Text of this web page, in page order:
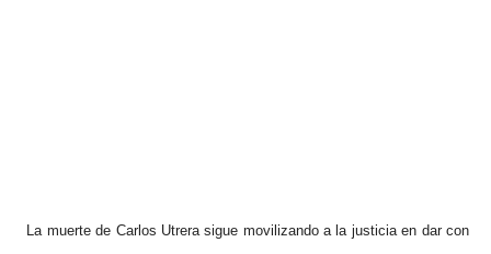
La muerte de Carlos Utrera sigue movilizando a la justicia en dar con